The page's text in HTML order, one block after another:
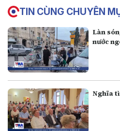
TIN CÙNG CHUYÊN
Làn
nước
Nghĩa